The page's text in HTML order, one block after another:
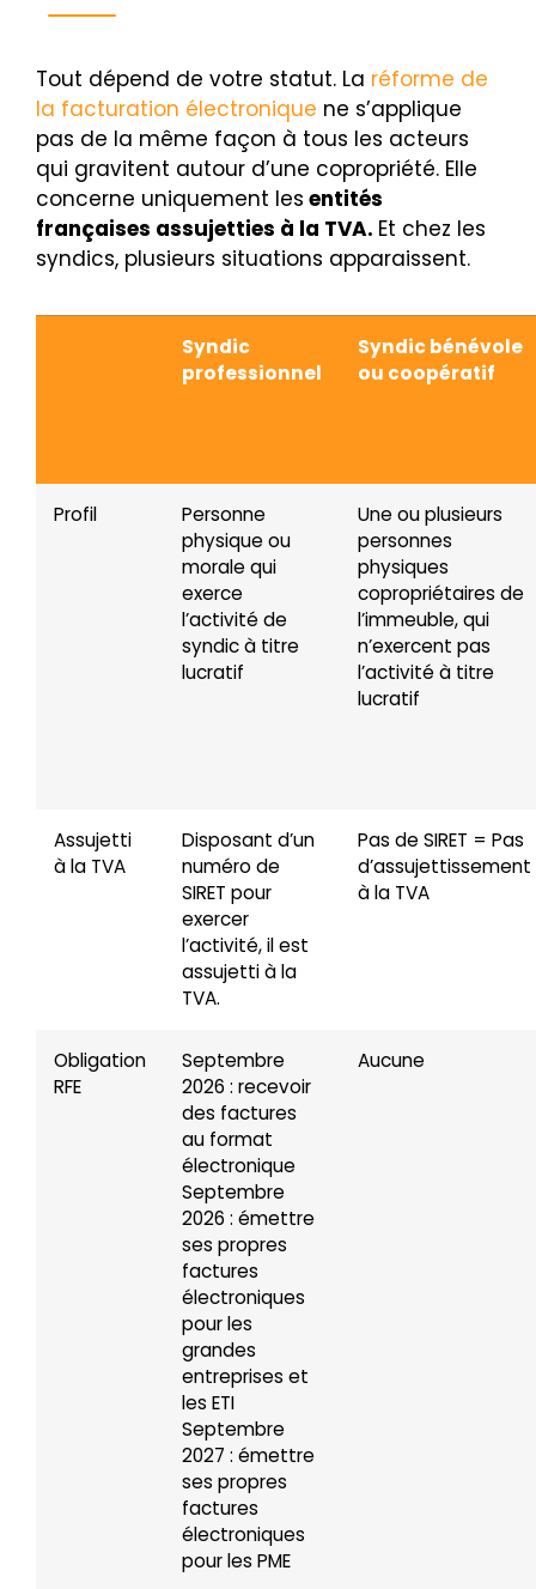
Tout dépend de votre statut. La réforme de
la facturation électronique ne s’applique
pas de la même façon à tous les acteurs
qui gravitent autour d’une copropriété. Elle
concerne uniquement les entités
françaises assujetties à la TVA. Et chez les
syndics, plusieurs situations apparaissent.
Syndic
professionnel
Syndic bénévole
ou coopératif
Profil
Personne
physique ou
morale qui
exerce
l’activité de
syndic à titre
lucratif
Une ou plusieurs
personnes
physiques
copropriétaires de
l’immeuble, qui
n’exercent pas
l’activité à titre
lucratif
Assujetti
à la TVA
Disposant d’un
numéro de
SIRET pour
exercer
l’activité, il est
assujetti à la
TVA.
Pas de SIRET = Pas
d’assujettissement
à la TVA
Obligation
RFE
Septembre
2026 : recevoir
des factures
au format
électronique
Septembre
2026 : émettre
ses propres
factures
électroniques
pour les
grandes
entreprises et
les ETI
Septembre
2027 : émettre
ses propres
factures
électroniques
pour les PME
Aucune